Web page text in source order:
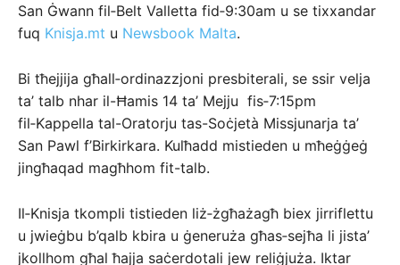
San Ġwann fil‑Belt Valletta fid‑9:30am u se tixxandar
fuq Knisja.mt u Newsbook Malta.
Bi tħejjija għall‑ordinazzjoni presbiterali, se ssir velja
ta’ talb nhar il-Ħamis 14 ta’ Mejju fis‑7:15pm
fil‑Kappella tal-Oratorju tas-Soċjetà Missjunarja ta’
San Pawl f’Birkirkara. Kulħadd mistieden u mħeġġeġ
jingħaqad magħhom fit-talb.
Il‑Knisja tkompli tistieden liż‑żgħażagħ biex jirriflettu
u jwieġbu b’qalb kbira u ġeneruża għas‑sejħa li jista’
jkollhom għal ħajja saċerdotali jew reliġjuża. Iktar